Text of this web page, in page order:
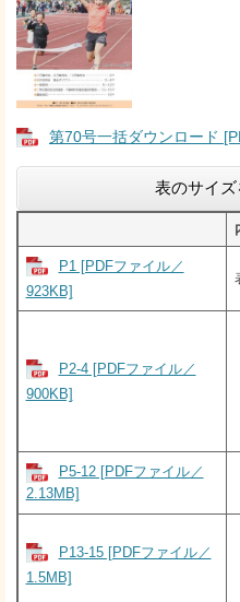
第70号一括ダウンロード
表のサイ
P1 [PDFファイル／
923KB]
P2-4 [PDFファイル／
900KB]
P5-12 [PDFファイル／
2.13MB]
P13-15 [PDFファイル／
1.5MB]